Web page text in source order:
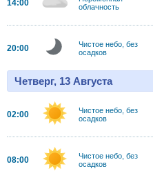
14:00
облачность
20:00
Чистое небо, без
осадков
Четверг, 13 Августа
02:00
Чистое небо, без
осадков
08:00
Чистое небо, без
осадков